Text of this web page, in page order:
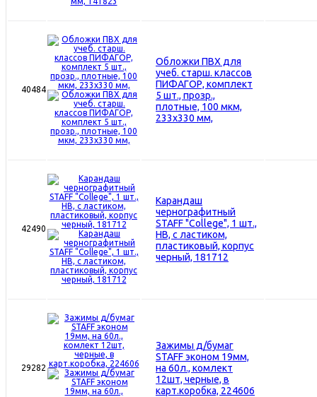
40484
Обложки ПВХ для
учеб. старш. классов
ПИФАГОР, комплект
5 шт., прозр.,
плотные, 100 мкм,
233х330 мм,
42490
Карандаш
чернографитный
STAFF "College", 1 шт.,
НВ, с ластиком,
пластиковый, корпус
черный, 181712
29282
Зажимы д/бумаг
STAFF эконом 19мм,
на 60л., комлект
12шт, черные, в
карт.коробка, 224606